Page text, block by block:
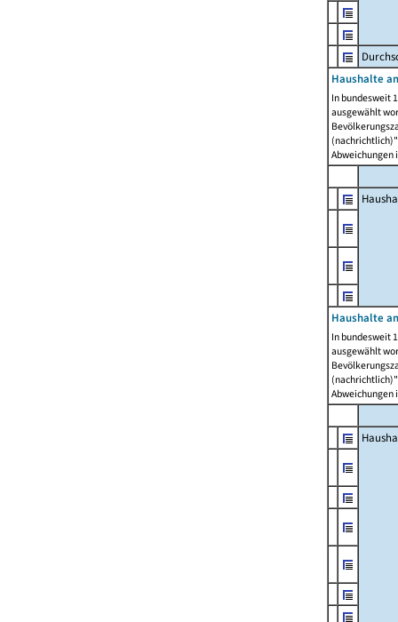
Haushalte
In bundesweit
ausgewählt
Abweichungen
Haushalte
In bundesweit
ausgewählt
Abweichungen